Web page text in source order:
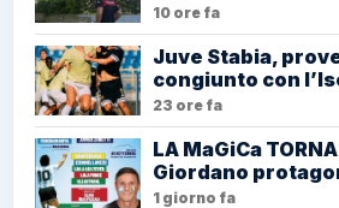
10 ore fa
Juve Stabia,
congiunto con
23 ore fa
LA MaGiCa
Giordano
1 giorno fa